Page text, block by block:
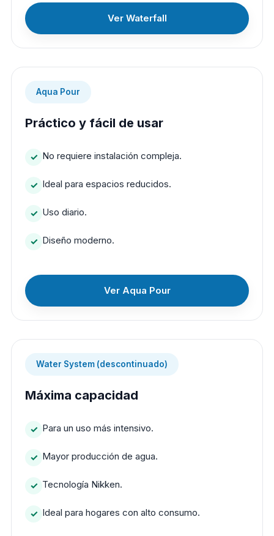
Ver Waterfall
Aqua Pour
Práctico y fácil de usar
No requiere instalación compleja.
Ideal para espacios reducidos.
Uso diario.
Diseño moderno.
Ver Aqua Pour
Water System (descontinuado)
Máxima capacidad
Para un uso más intensivo.
Mayor producción de agua.
Tecnología Nikken.
Ideal para hogares con alto consumo.